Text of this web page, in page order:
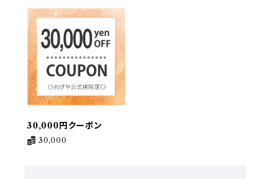
30,000円クーポン
30,000